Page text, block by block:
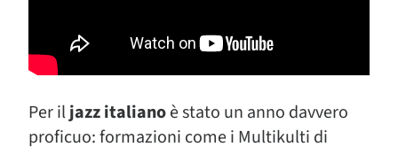
Per iljazz italianoè stato un anno davvero
proficuo: formazioni come i Multikulti di